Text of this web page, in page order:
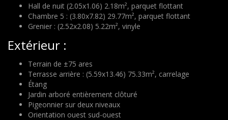
Hall de nuit (2.05x1.06) 2.18m², parquet flottant
Chambre 5 : (3.80x7.82) 29.77m², parquet flottant
Grenier : (2.52x2.08) 5.22m², vinyle
Extérieur :
Terrain de ±75 ares
Terrasse arrière : (5.59x13.46) 75.33m², carrelage
Étang
Jardin arboré entièrement clôturé
Pigeonnier sur deux niveaux
Orientation ouest sud-ouest